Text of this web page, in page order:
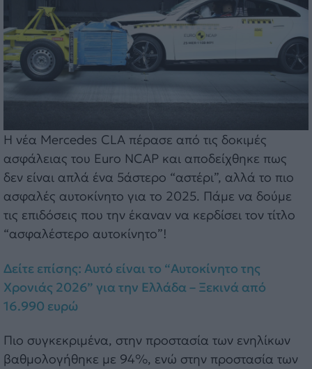
Η νέα Mercedes CLA πέρασε από τις δοκιμές
ασφάλειας του Euro NCAP και αποδείχθηκε πως
δεν είναι απλά ένα 5άστερο “αστέρι”, αλλά το πιο
ασφαλές αυτοκίνητο για το 2025. Πάμε να δούμε
τις επιδόσεις που την έκαναν να κερδίσει τον τίτλο
“ασφαλέστερο αυτοκίνητο”!
Δείτε επίσης: Αυτό είναι το “Αυτοκίνητο της
Χρονιάς 2026” για την Ελλάδα – Ξεκινά από
16.990 ευρώ
Πιο συγκεκριμένα, στην προστασία των ενηλίκων
βαθμολογήθηκε με 94%, ενώ στην προστασία των